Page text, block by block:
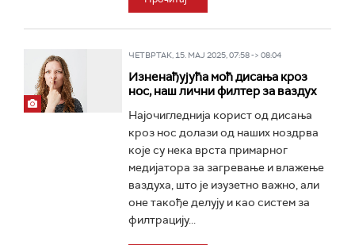
ЧЕТВРТАК, 15. МАЈ 2025, 07:58 -> 08:04
Изненађујућа моћ дисања кроз
нос, наш лични филтер за ваздух
Најочигледнија корист од дисања
кроз нос долази од наших ноздрва
које су нека врста примарног
медијатора за загревање и влажење
ваздуха, што је изузетно важно, али
оне такође делују и као систем за
филтрацију...